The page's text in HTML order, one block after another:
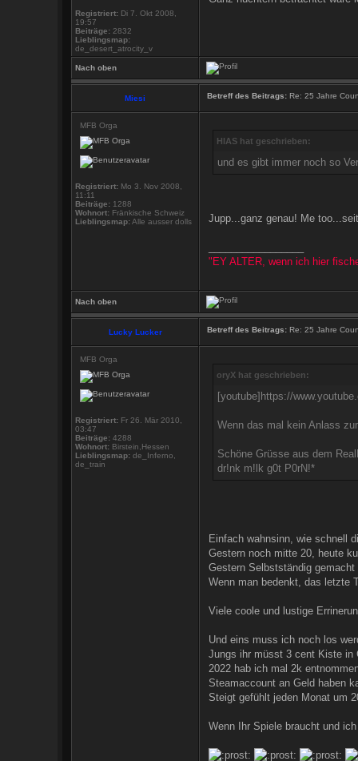
Registriert: Di 7. Okt 2008,
19:57
Beiträge: 2832
Lieblingsmap:
de_desert_atrocity_v
Nach oben
Miesi Betreff des Beitrags: Re: 25 Jahre
MFB Orga
Registriert: Mo 3. Nov 2008,
11:11
Beiträge: 1288
Wohnort: Fränkische Schweiz
Lieblingsmap:Alle ausser dolls
HIAS hat geschrieben:
und es gibt immer noch so
Jupp...ganz genau! Me
"EY ALTER, wenn ich hier
Nach oben
Lucky Lucker Betreff des Beitrags: Re: 25 Jahre
MFB Orga
Registriert: Fr 26. Mär 2010,
03:47
Beiträge: 4288
Wohnort: Birstein,Hessen
Lieblingsmap: de_Inferno,
de_train
oryX hat geschrieben:
[youtube]https://
Wenn das mal kein Anlass
Schöne Grüsse aus dem
dr!nk m!lk g0t P0rN!*
Einfach wahnsinn, wie schnell
Gestern noch mitte 20, heute
Gestern Selbstständig
Wenn man bedenkt, das letzte
Viele coole und lustige
Und eins muss ich noch los
Jungs ihr müsst 3 cent Kiste in
2022 hab ich mal 2k
Steamaccount an Geld haben
Steigt gefühlt jeden Monat um
Wenn Ihr Spiele braucht und